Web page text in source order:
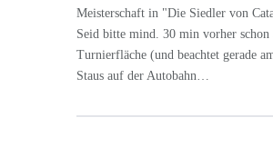
Meisterschaft in "Die Siedler von
Seid bitte mind. 30 min vorher schon
Turnierfläche (und beachtet gerade
Staus auf der Autobahn…